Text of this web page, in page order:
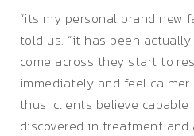
“its my personal brand new
told us. “it has been
come across they start to
immediately and feel calmer
thus, clients believe capable
discovered in treatment